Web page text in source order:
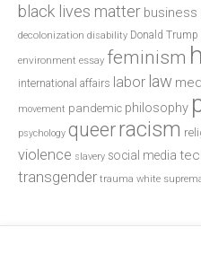
black lives matter business
decolonization disability Donald Trump
environment essay feminism
international affairs labor law
movement pandemic philosophy
psychology queerracism
violence slavery social media
transgender trauma white